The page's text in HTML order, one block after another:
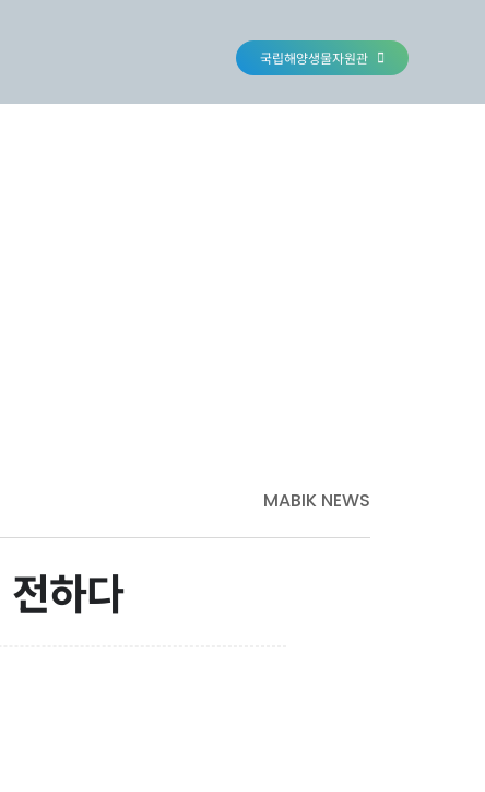
국립해양생물자원관
MABIK NEWS
하다